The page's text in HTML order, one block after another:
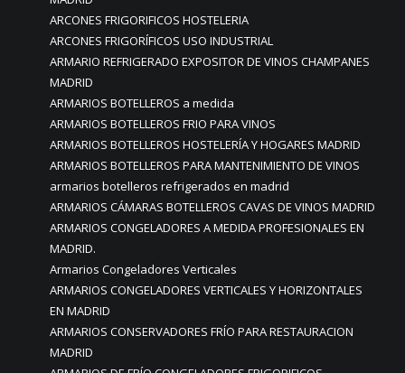
ARCONES FRIGORIFICOS HOSTELERIA
ARCONES FRIGORÍFICOS USO INDUSTRIAL
ARMARIO REFRIGERADO EXPOSITOR DE VINOS CHAMPANES
MADRID
ARMARIOS BOTELLEROS a medida
ARMARIOS BOTELLEROS FRIO PARA VINOS
ARMARIOS BOTELLEROS HOSTELERÍA Y HOGARES MADRID
ARMARIOS BOTELLEROS PARA MANTENIMIENTO DE VINOS
armarios botelleros refrigerados en madrid
ARMARIOS CÁMARAS BOTELLEROS CAVAS DE VINOS MADRID
ARMARIOS CONGELADORES A MEDIDA PROFESIONALES EN
MADRID.
Armarios Congeladores Verticales
ARMARIOS CONGELADORES VERTICALES Y HORIZONTALES
EN MADRID
ARMARIOS CONSERVADORES FRÍO PARA RESTAURACION
MADRID